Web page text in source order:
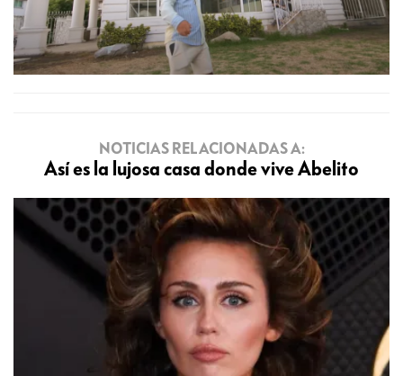
NOTICIAS RELACIONADAS A:
Así es la lujosa casa donde vive Abelito